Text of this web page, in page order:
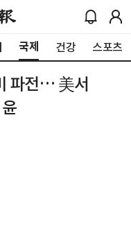
국제 건강 스포츠
파전… 美서